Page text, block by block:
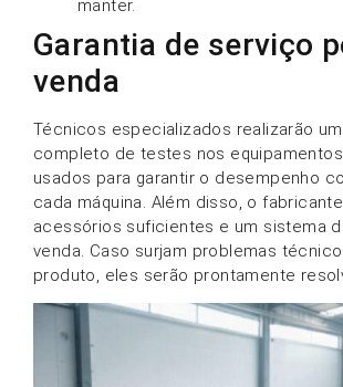
manter.
Garantia de serviço
venda
Técnicos especializados realizarão
completo de testes nos
usados para garantir o desempenho
cada máquina. Além disso, o
acessórios suficientes e um sistema
venda. Caso surjam problemas
produto, eles serão prontamente